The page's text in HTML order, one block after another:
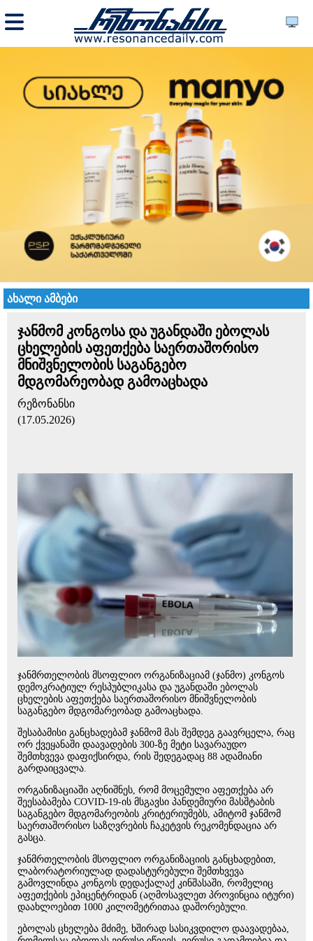
ახალი ამბები
ჯანმომ კონგოსა და უგანდაში ებოლას
ცხელების აფეთქება საერთაშორისო
მნიშვნელობის საგანგებო
მდგომარეობად გამოაცხადა
რეზონანსი
(17.05.2026)
ჯანმრთელობის მსოფლიო ორგანიზაციამ (ჯანმო) კონგოს
დემოკრატიულ რესპუბლიკასა და უგანდაში ებოლას
ცხელების აფეთქება საერთაშორისო მნიშვნელობის
საგანგებო მდგომარეობად გამოაცხადა.
შესაბამისი განცხადებამ ჯანმომ მას შემდეგ გაავრცელა, რაც
ორ ქვეყანაში დაავადების 300-ზე მეტი სავარაუდო
შემთხვევა დაფიქსირდა, რის შედეგადაც 88 ადამიანი
გარდაიცვალა.
ორგანიზაციაში აღნიშნეს, რომ მოცემული აფეთქება არ
შეესაბამება COVID-19-ის მსგავსი პანდემიური მასშტაბის
საგანგებო მდგომარეობის კრიტერიუმებს, ამიტომ ჯანმომ
საერთაშორისო საზღვრების ჩაკეტვის რეკომენდაცია არ
გასცა.
ჯანმრთელობის მსოფლიო ორგანიზაციის განცხადებით,
ლაბორატორიულად დადასტურებული შემთხვევა
გამოვლინდა კონგოს დედაქალაქ კინშასაში, რომელიც
აფეთქების ეპიცენტრიდან (აღმოსავლეთ პროვინცია იტური)
დაახლოებით 1000 კილომეტრითაა დაშორებული.
ებოლას ცხელება მძიმე, ხშირად სასიკვდილო დაავადებაა,